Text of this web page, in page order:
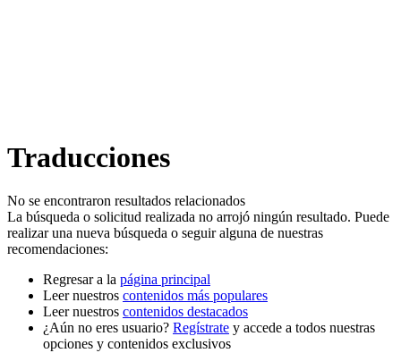
Traducciones
No se encontraron resultados relacionados
La búsqueda o solicitud realizada no arrojó ningún resultado. Puede
realizar una nueva búsqueda o seguir alguna de nuestras
recomendaciones:
Regresar a la página principal
Leer nuestros contenidos más populares
Leer nuestros contenidos destacados
¿Aún no eres usuario? Regístrate y accede a todos nuestras
opciones y contenidos exclusivos